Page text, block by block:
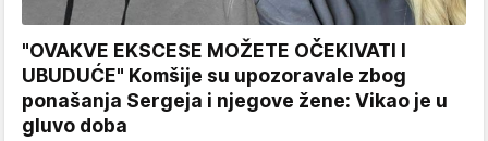
"OVAKVE EKSCESE MOŽETE OČEKIVATI I
UBUDUĆE" Komšije su upozoravale zbog
ponašanja Sergeja i njegove žene: Vikao je u
gluvo doba